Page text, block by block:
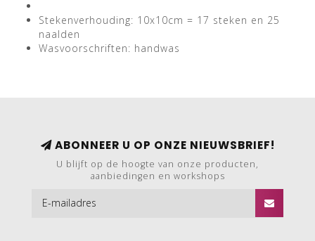
Stekenverhouding: 10x10cm = 17 steken en 25
naalden
Wasvoorschriften: handwas
ABONNEER U OP ONZE NIEUWSBRIEF!
U blijft op de hoogte van onze producten,
aanbiedingen en workshops